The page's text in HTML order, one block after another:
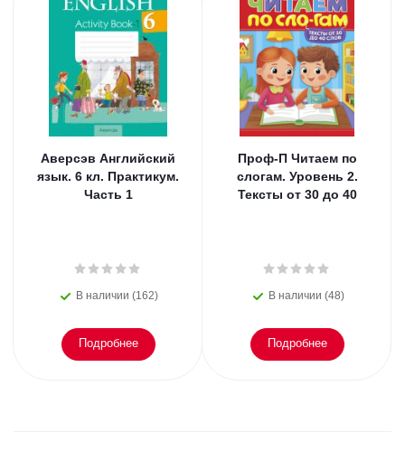
Аверсэв Английский
язык. 6 кл. Практикум.
Часть 1
В наличии (162)
Подробнее
Проф-П Читаем по
слогам. Уровень 2.
Тексты от 30 до 40
В наличии (48)
Подробнее